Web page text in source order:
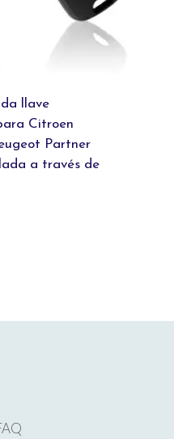
llave
Citroen
Partner
a través de